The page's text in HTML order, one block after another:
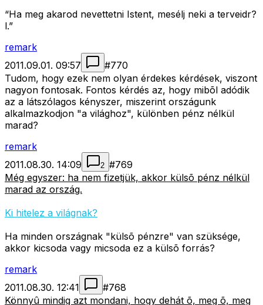
“Ha meg akarod nevettetni Istent, mesélj neki a terveidr?
l.”
remark
2011.09.01. 09:57
#770
Tudom, hogy ezek nem olyan érdekes kérdések, viszont
nagyon fontosak. Fontos kérdés az, hogy mibõl adódik
az a látszólagos kényszer, miszerint országunk
alkalmazkodjon "a világhoz", különben pénz nélkül
marad?
remark
2011.08.30. 14:09
2 #769
Még egyszer: ha nem fizetjük, akkor külsõ pénz nélkül
marad az ország.
Ki hitelez a világnak?
Ha minden országnak "külsõ pénzre" van szüksége,
akkor kicsoda vagy micsoda ez a külsõ forrás?
remark
2011.08.30. 12:41
#768
Könnyû mindig azt mondani, hogy dehát õ, meg õ, meg